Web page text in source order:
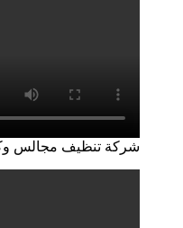
شركة تنظيف مجالس